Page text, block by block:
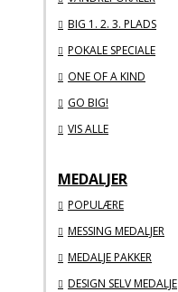
BIG 1. 2. 3. PLADS
POKALE SPECIALE
ONE OF A KIND
GO BIG!
VIS ALLE
MEDALJER
POPULÆRE
MESSING MEDALJER
MEDALJE PAKKER
DESIGN SELV MEDALJE